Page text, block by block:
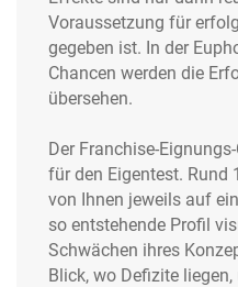
Voraussetzung für
gegeben ist. In der
Chancen werden die
übersehen.
Der Franchise-
für den Eigentest. Rund
von Ihnen jeweils auf
so entstehende Profil
Schwächen ihres
Blick, wo Defizite